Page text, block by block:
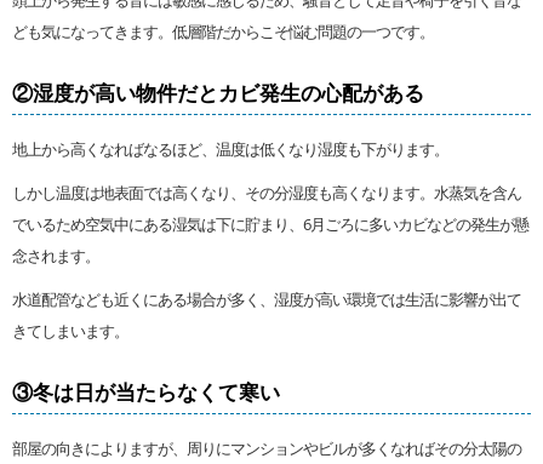
ども気になってきます。低層階だからこそ悩む問題の一つです。
②湿度が高い物件だとカビ発生の心配がある
地上から高くなればなるほど、温度は低くなり湿度も下がります。
しかし温度は地表面では高くなり、その分湿度も高くなります。水蒸気を含ん
でいるため空気中にある湿気は下に貯まり、6月ごろに多いカビなどの発生が懸
念されます。
水道配管なども近くにある場合が多く、湿度が高い環境では生活に影響が出て
きてしまいます。
③冬は日が当たらなくて寒い
部屋の向きによりますが、周りにマンションやビルが多くなればその分太陽の